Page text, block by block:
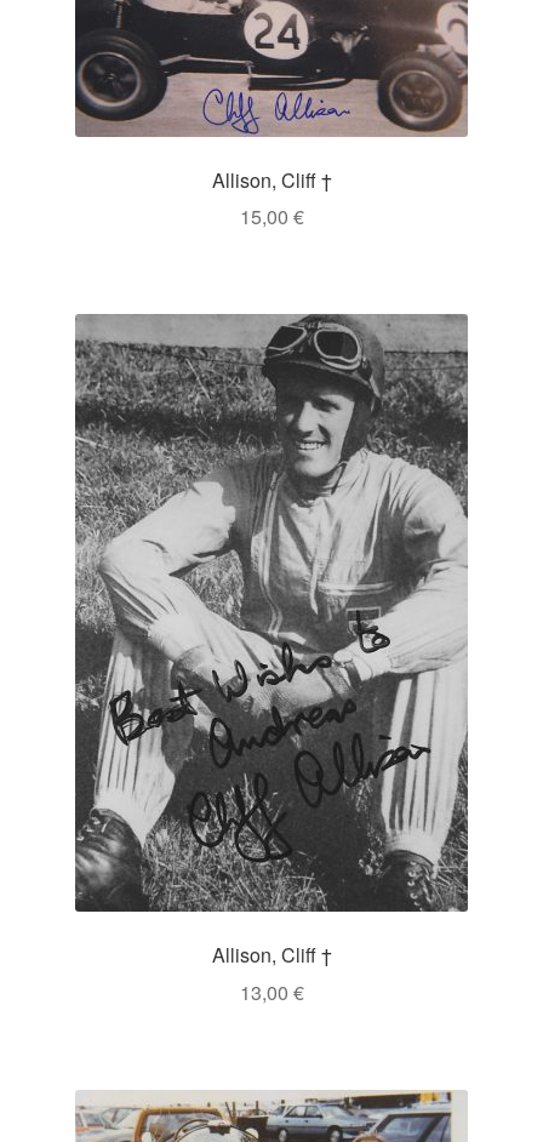
Allison, Cliff †
15,00 €
Allison, Cliff †
13,00 €